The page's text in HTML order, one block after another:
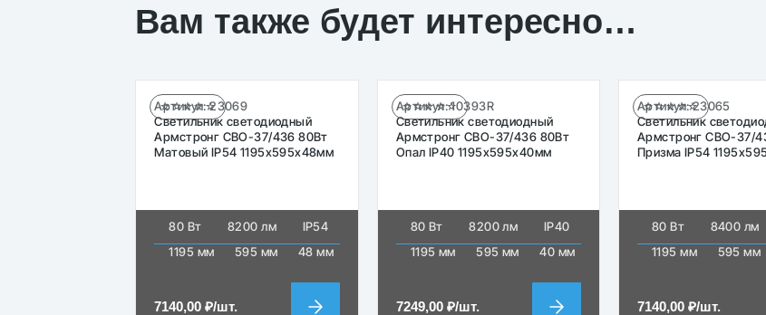
Вам также будет интересно…
☆☆☆☆☆
Артикул:23069
Светильник светодиодный
Армстронг СВО-37/436 80Вт
Матовый IP54 1195х595х48мм
80 Вт 8200 лм
IP54
1195 мм
595 мм 48 мм
7140,00₽/шт.
☆☆☆☆☆
Артикул:10393R
Светильник светодиодный
Армстронг СВО-37/436 80Вт
Опал IP40 1195х595х40мм
80 Вт 8200 лм
IP40
1195 мм
595 мм 40 мм
7249,00 ₽/шт.
☆☆☆☆☆
Артикул:23065
Светильник
Армстронг СВО-37/
Призма IP54
80 Вт 8400 лм
1195 мм
595 мм
7140,00 ₽/шт.